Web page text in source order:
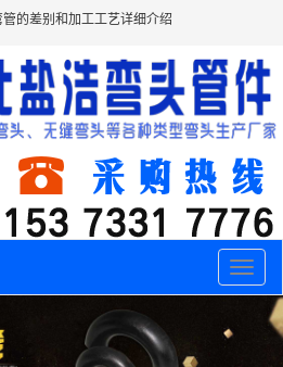
的差别和加工工艺详细介绍
Toggle